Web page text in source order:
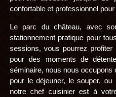
confortable et professionnel
Le parc du château, avec
stationnement pratique pour
sessions, vous pourrez
pour des moments de
séminaire, nous nous occupons
pour le déjeuner, le souper, ou
notre chef cuisinier est à